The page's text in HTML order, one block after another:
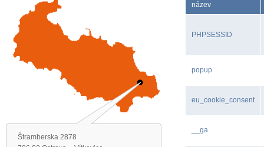
Štramberska 2878
název
PHPSESSID
popup
eu_cookie_consent
__ga